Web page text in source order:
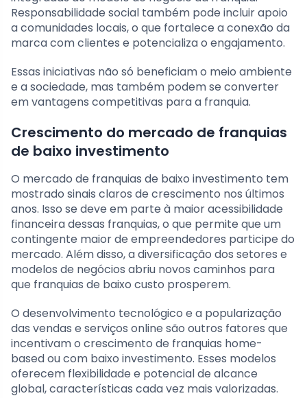
Responsabilidade social também pode incluir apoio
a comunidades locais, o que fortalece a conexão da
marca com clientes e potencializa o engajamento.
Essas iniciativas não só beneficiam o meio ambiente
e a sociedade, mas também podem se converter
em vantagens competitivas para a franquia.
Crescimento do mercado de franquias
de baixo investimento
O mercado de franquias de baixo investimento tem
mostrado sinais claros de crescimento nos últimos
anos. Isso se deve em parte à maior acessibilidade
financeira dessas franquias, o que permite que um
contingente maior de empreendedores participe do
mercado. Além disso, a diversificação dos setores e
modelos de negócios abriu novos caminhos para
que franquias de baixo custo prosperem.
O desenvolvimento tecnológico e a popularização
das vendas e serviços online são outros fatores que
incentivam o crescimento de franquias home-
based ou com baixo investimento. Esses modelos
oferecem flexibilidade e potencial de alcance
global, características cada vez mais valorizadas.